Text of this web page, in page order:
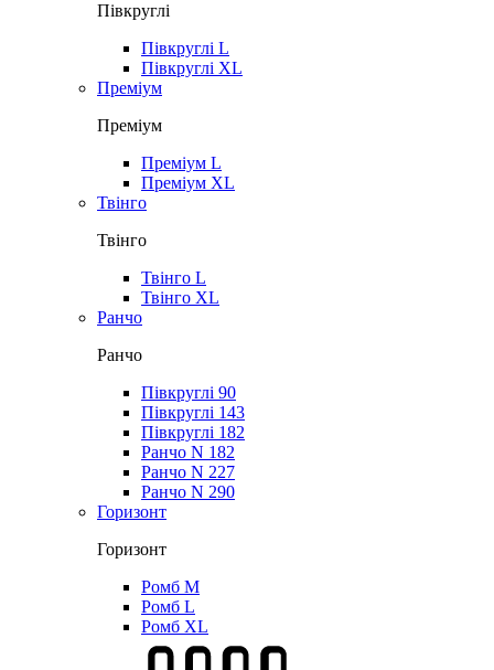
Півкруглі
Півкруглі L
Півкруглі XL
Преміум
Преміум
Преміум L
Преміум XL
Твінго
Твінго
Твінго L
Твінго XL
Ранчо
Ранчо
Півкруглі 90
Півкруглі 143
Півкруглі 182
Ранчо N 182
Ранчо N 227
Ранчо N 290
Горизонт
Горизонт
Ромб M
Ромб L
Ромб XL